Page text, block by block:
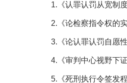
1.《认罪认罚从宽制
2.《论检察指令权的
3.《论认罪认罚自愿
4.《审判中心视野下
5.《死刑执行令签发